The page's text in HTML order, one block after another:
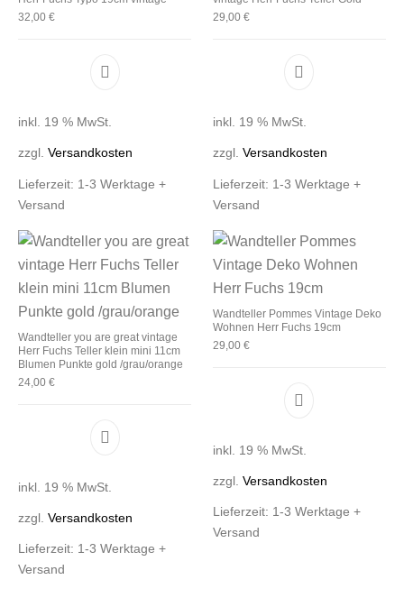
32,00€
inkl. 19 % MwSt.
zzgl.Versandkosten
Lieferzeit: 1-3 Werktage +
Versand
29,00 €
inkl. 19 % MwSt.
zzgl. Versandkosten
Lieferzeit: 1-3 Werktage +
Versand
Wandteller you are great vintage
Herr Fuchs Teller klein mini 11cm
Blumen Punkte gold /grau/orange
24,00€
inkl. 19 % MwSt.
zzgl.Versandkosten
Lieferzeit: 1-3 Werktage +
Versand
Wandteller Pommes Vintage Deko
Wohnen Herr Fuchs 19cm
29,00 €
inkl. 19 % MwSt.
zzgl. Versandkosten
Lieferzeit: 1-3 Werktage +
Versand